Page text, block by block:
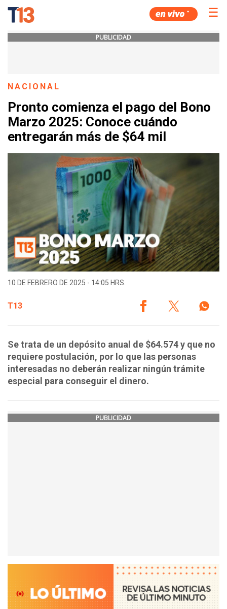
☰
PUBLICIDAD
NACIONAL
Pronto comienza el pago del Bono
Marzo 2025: Conoce cuándo
entregarán más de $64 mil
10 DE FEBRERO DE 2025 - 14:05 HRS.
T13
Se trata de un depósito anual de $64.574 y que no
requiere postulación, por lo que las personas
interesadas no deberán realizar ningún trámite
especial para conseguir el dinero.
PUBLICIDAD